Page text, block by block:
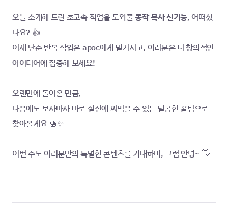
오늘 소개해 드린 초고속 작업을 도와줄 동작 복사 신기능, 어떠셨
나요? 👍
이제 단순 반복 작업은 apoc에게 맡기시고, 여러분은 더 창의적인
아이디어에 집중해 보세요!
오랜만에 돌아온 만큼,
다음에도 보자마자 바로 실전에 써먹을 수 있는 달콤한 꿀팁으로
찾아올게요 🍯✨
이번 주도 여러분만의 특별한 콘텐츠를 기대하며, 그럼 안녕~ 👋